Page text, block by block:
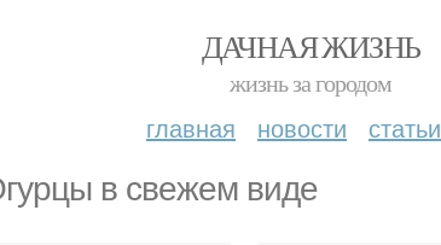
ДАЧНАЯ ЖИЗНЬ
жизнь за городом
главная новости статьи
в свежем виде